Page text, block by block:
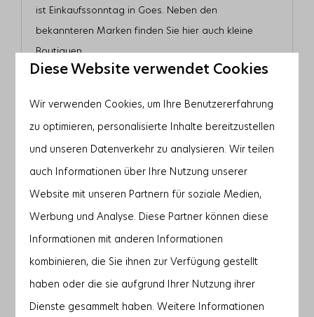
ist Einkaufssonntag in Goes. Neben den
bekannteren Marken finden Sie hier auch kleine
Boutiquen.
geöffnet. Viele Geschäfte sind dann geöffnet.
Februar
Diese Website verwendet Cookies
Wir verwenden Cookies, um Ihre Benutzererfahrung
zu optimieren, personalisierte Inhalte bereitzustellen
und unseren Datenverkehr zu analysieren. Wir teilen
auch Informationen über Ihre Nutzung unserer
Website mit unseren Partnern für soziale Medien,
Werbung und Analyse. Diese Partner können diese
Informationen mit anderen Informationen
kombinieren, die Sie ihnen zur Verfügung gestellt
haben oder die sie aufgrund Ihrer Nutzung ihrer
Dienste gesammelt haben. Weitere Informationen